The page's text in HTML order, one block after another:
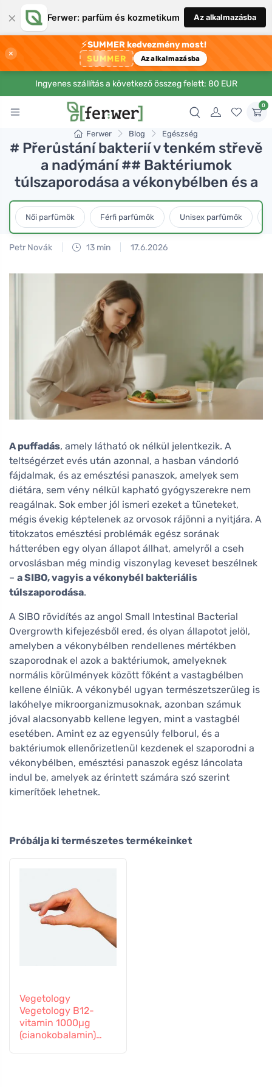
× Ferwer: parfüm és kozmetikum Az alkalmazásba
×
⚡SUMMER kedvezmény most!
SUMMER Az alkalmazásba
Ingyenes szállítás a következő összeg felett: 80 EUR
0
Ferwer Blog Egészség
# Přerůstání bakterií v tenkém střevě
a nadýmání ## Baktériumok
túlszaporodása a vékonybélben és a
Női parfümök Férfi parfümök Unisex parfümök
Petr Novák 13 min 17.6.2026
A puffadás, amely látható ok nélkül jelentkezik. A
teltségérzet evés után azonnal, a hasban vándorló
fájdalmak, és az emésztési panaszok, amelyek sem
diétára, sem vény nélkül kapható gyógyszerekre nem
reagálnak. Sok ember jól ismeri ezeket a tüneteket,
mégis évekig képtelenek az orvosok rájönni a nyitjára. A
titokzatos emésztési problémák egész sorának
hátterében egy olyan állapot állhat, amelyről a cseh
orvoslásban még mindig viszonylag keveset beszélnek
– a SIBO, vagyis a vékonybél bakteriális
túlszaporodása.
A SIBO rövidítés az angol Small Intestinal Bacterial
Overgrowth kifejezésből ered, és olyan állapotot jelöl,
amelyben a vékonybélben rendellenes mértékben
szaporodnak el azok a baktériumok, amelyeknek
normális körülmények között főként a vastagbélben
kellene élniük. A vékonybél ugyan természetszerűleg is
lakóhelye mikroorganizmusoknak, azonban számuk
jóval alacsonyabb kellene legyen, mint a vastagbél
esetében. Amint ez az egyensúly felborul, és a
baktériumok ellenőrizetlenül kezdenek el szaporodni a
vékonybélben, emésztési panaszok egész láncolata
indul be, amelyek az érintett számára szó szerint
kimerítőek lehetnek.
Próbálja ki természetes termékeinket
Vegetology
Vegetology B12-
vitamin 1000µg
(cianokobalamin)